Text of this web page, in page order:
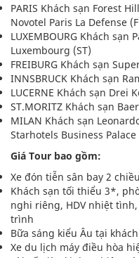
PARIS Khách sạn Forest
Novotel Paris La Defense
LUXEMBOURG Khách
Luxembourg (ST)
FREIBURG Khách sạn
INNSBRUCK Khách sạn
LUCERNE Khách sạn Drei
ST.MORITZ Khách sạn
MILAN Khách sạn
Starhotels Business Palace
Giá Tour bao gồm:
Xe đón tiễn sân bay 2
Khách sạn tối thiểu 3*,
nghi riêng, HDV nhiệt
trình
Bữa sáng kiểu Âu tại
Xe du lịch máy điều hòa